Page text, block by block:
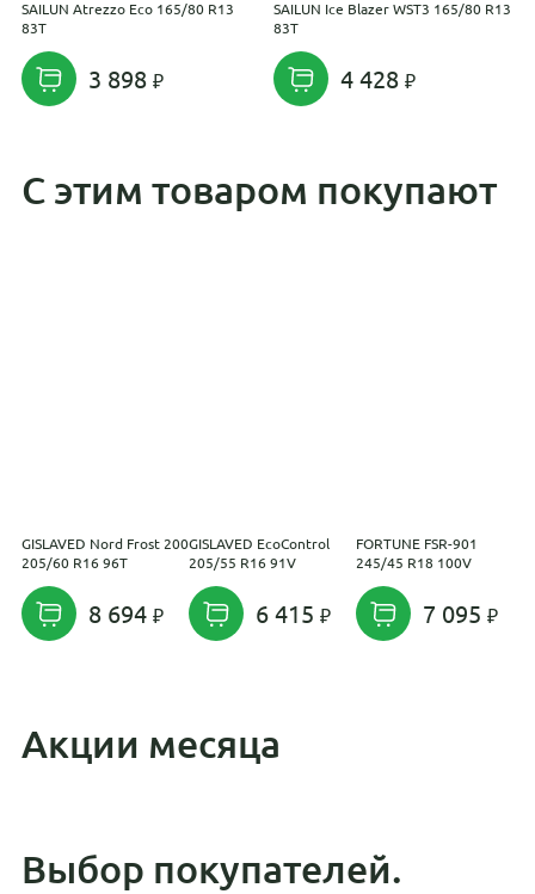
SAILUN Atrezzo Eco 165/80 R13
83T
3 898
SAILUN Ice Blazer WST3 165/80 R13
83T
4 428
С этим товаром покупают
GISLAVED Nord Frost 200
205/60 R16 96T
8 694
GISLAVED EcoControl
205/55 R16 91V
6 415
FORTUNE FSR-901
245/45 R18 100V
7 095
Акции месяца
Выбор покупателей.